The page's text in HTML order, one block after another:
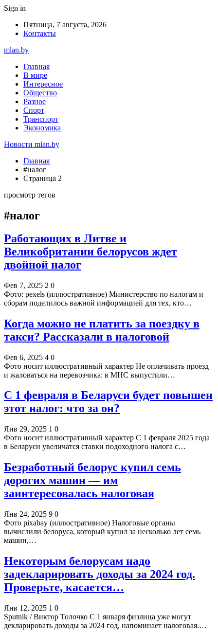
Sign in
Пятница, 7 августа, 2026
Контакты
mlan.by
Главная
В мире
Интересное
Общество
Разное
Спорт
Транспорт
Экономика
Новости mlan.by
Главная
#налог
Страница 2
просмотр тегов
#налог
Работающих в Литве и
Великобритании белорусов ждет
двойной налог
Фев 7, 2025 2 0
Фото: pexels (иллюстративное) Министерство по налогам и
сборам поделилось важной информацией для тех, кто…
Когда можно не платить за поездку в
такси? Рассказали в налоговой
Фев 6, 2025 4 0
Фото носит иллюстративный характер Не оплачивать проезд
и жаловаться на перевозчика: в МНС выпустили…
С 1 февраля в Беларуси будет повышен
этот налог: что за он?
Янв 29, 2025 1 0
Фото носит иллюстративный характер С 1 февраля 2025 года
в Беларуси увеличатся ставки подоходного налога с…
Безработный белорус купил семь
дорогих машин — им
заинтересовалась налоговая
Янв 24, 2025 9 0
Фото pixabay (иллюстративное) Налоговые органы
вычислили белоруса, который купил за несколько лет семь
машин,…
Некоторым белорусам надо
задекларировать доходы за 2024 год.
Проверьте, касается…
Янв 12, 2025 1 0
Sputnik / Виктор Толочко С 1 января физлица уже могут
декларировать доходы за 2024 год, напоминает налоговая.…